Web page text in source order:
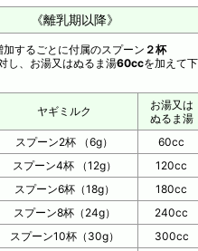
《離乳期以降》
加するごとに付属のスプーン ２杯
し、お湯又はぬるま湯60ccを加えて下
ヤギミルク
お湯又は
ぬるま湯
スプーン2杯 （6g）
60cc
スプーン4杯 （12g）
120cc
スプーン6杯（18g）
180cc
スプーン8杯（24g）
240cc
スプーン10杯（30g）
300cc